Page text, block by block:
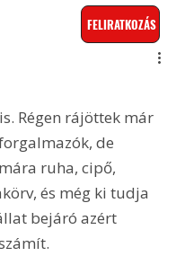
FELIRATKOZÁS
Régen rájöttek már
de
ruha, cipő,
és még ki tudja
bejáró azért